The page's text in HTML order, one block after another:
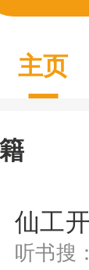
主页